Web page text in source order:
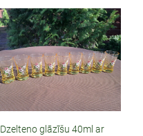
Dzelteno glāzīšu 40ml ar